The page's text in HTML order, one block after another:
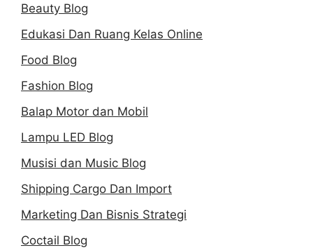
Beauty Blog
Edukasi Dan Ruang Kelas Online
Food Blog
Fashion Blog
Balap Motor dan Mobil
Lampu LED Blog
Musisi dan Music Blog
Shipping Cargo Dan Import
Marketing Dan Bisnis Strategi
Coctail Blog